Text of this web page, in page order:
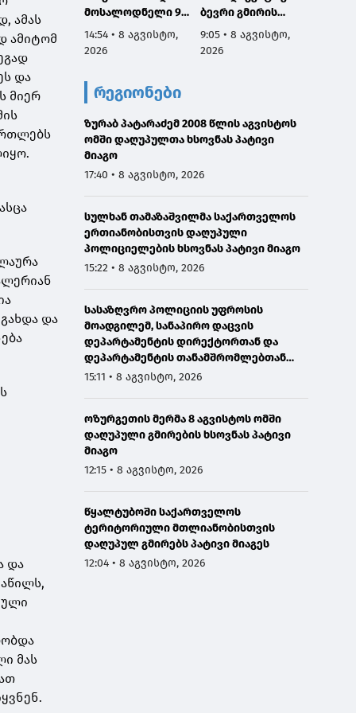
ამას
ამიტომ
და
მიერ
და
და
მას
მოსალოდნელი 9-
11 აგვისტოს
საქართველოში
14:54 • 8 აგვისტო,
2026
ბევრი გმირის
სახელი და
დაგვაკისრა
ინტერესებზე
ზრუნვისას და
შევძლოთ
9:05 • 8 აგვისტო,
2026
რეგიონები
ზურაბ პატარაძემ 2008 წლის აგვისტოს
ომში დაღუპულთა ხსოვნას პატივი
მიაგო
17:40 • 8 აგვისტო, 2026
სულხან თამაზაშვილმა საქართველოს
ერთიანობისთვის დაღუპული
პოლიციელების ხსოვნას პატივი მიაგო
15:22 • 8 აგვისტო, 2026
სასაზღვრო პოლიციის უფროსის
მოადგილემ, სანაპირო დაცვის
დეპარტამენტის დირექტორთან და
დეპარტამენტის თანამშრომლებთან
ერთად სანაპირო დაცვის ფოთის ბაზაზე
15:11 • 8 აგვისტო, 2026
ოზურგეთის მერმა 8 აგვისტოს ომში
დაღუპული გმირების ხსოვნას პატივი
მიაგო
12:15 • 8 აგვისტო, 2026
წყალტუბოში საქართველოს
ტერიტორიული მთლიანობისთვის
დაღუპულ გმირებს პატივი მიაგეს
12:04 • 8 აგვისტო, 2026